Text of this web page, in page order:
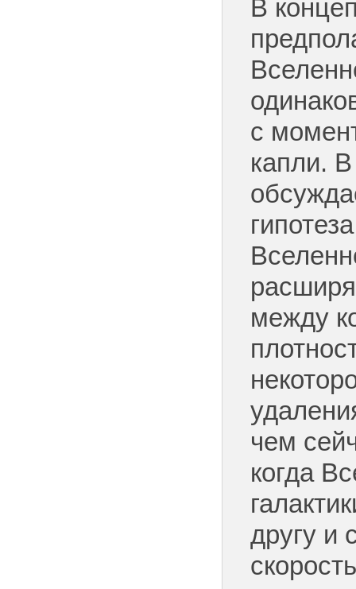
В
с
капли.
между
чем
когда
другу и